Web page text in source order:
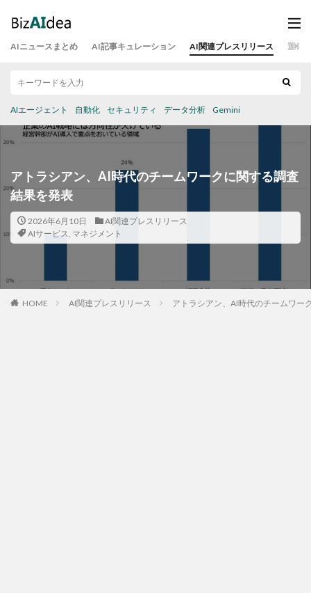
AIニュースまとめ AI記事キュレーション AI関連プレスリリース 運営
AIエージェント 自動化 セキュリティ データ分析 Gemini
アトラシアン、AI時代のチームワークに関する調査
結果を発表
2026年6月10日
AI関連プレスリリース
AIサービス, マネジメント
HOME AI関連プレスリリース アトラシアン、AI時代のチームワー